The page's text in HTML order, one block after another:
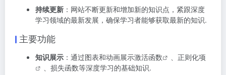
持续更新 ：网站不断更新和增加新的知识点，紧跟深度
学习领域的最新发展，确保学习者能够获取最新的知识.
主要功能
知识展示 ：通过图表和动画展示激活函数 、 正则化项
、损失函数等深度学习的基础知识.